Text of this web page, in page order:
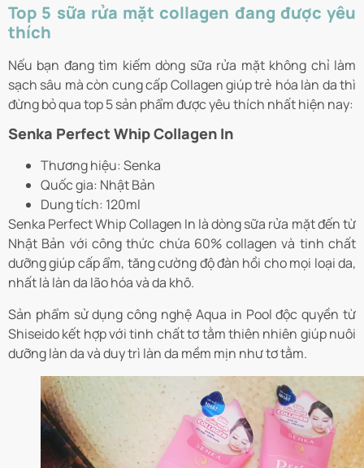
Top 5 sữa rửa mặt collagen đang được yêu
thích
Nếu bạn đang tìm kiếm dòng sữa rửa mặt không chỉ làm
sạch sâu mà còn cung cấp Collagen giúp trẻ hóa làn da thì
đừng bỏ qua top 5 sản phẩm được yêu thích nhất hiện nay:
Senka Perfect Whip Collagen In
Thương hiệu: Senka
Quốc gia: Nhật Bản
Dung tích: 120ml
Senka Perfect Whip Collagen In là dòng sữa rửa mặt đến từ
Nhật Bản với công thức chứa 60% collagen và tinh chất
dưỡng giúp cấp ẩm, tăng cường độ đàn hồi cho mọi loại da,
nhất là làn da lão hóa và da khô.
Sản phẩm sử dụng công nghệ Aqua in Pool độc quyền từ
Shiseido kết hợp với tinh chất tơ tằm thiên nhiên giúp nuôi
dưỡng làn da và duy trì làn da mềm mịn như tơ tằm.